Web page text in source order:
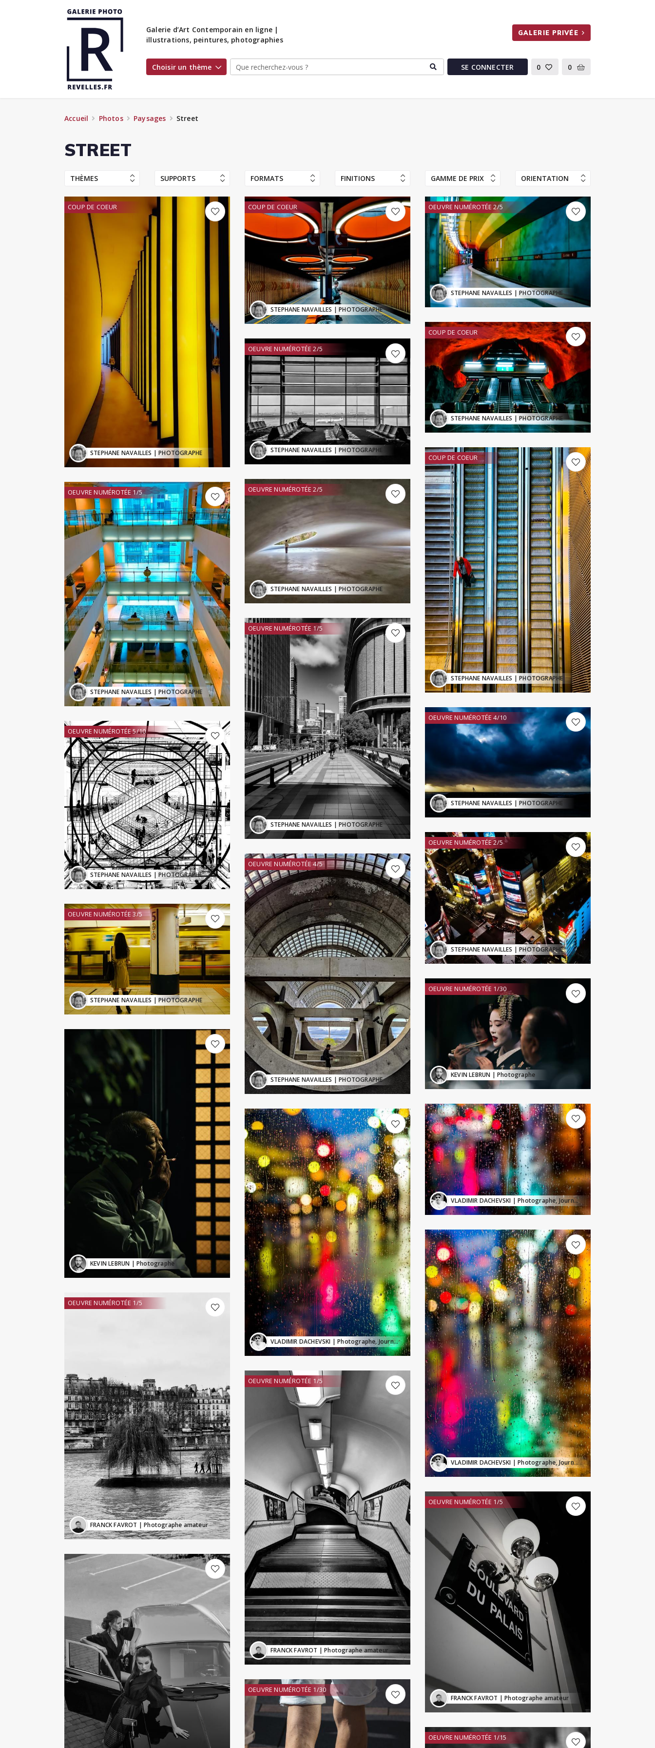
Galerie d’Art Contemporain en ligne |
illustrations, peintures, photographies
GALERIE PRIVÉE
Choisir un thème SE CONNECTER 0 0
Accueil Photos Paysages Street
STREET
THÈMES SUPPORTS FORMATS FINITIONS GAMME DE PRIX ORIENTATION
COUP DE COEUR
STEPHANE NAVAILLES | PHOTOGRAPHE
OEUVRE NUMÉROTÉE 1/5
STEPHANE NAVAILLES | PHOTOGRAPHE
OEUVRE NUMÉROTÉE 5/10
STEPHANE NAVAILLES | PHOTOGRAPHE
OEUVRE NUMÉROTÉE 3/5
STEPHANE NAVAILLES | PHOTOGRAPHE
KEVIN LEBRUN | Photographe
OEUVRE NUMÉROTÉE 1/5
FRANCK FAVROT | Photographe amateur
COUP DE COEUR
STEPHANE NAVAILLES | PHOTOGRAPHE
OEUVRE NUMÉROTÉE 2/5
STEPHANE NAVAILLES | PHOTOGRAPHE
OEUVRE NUMÉROTÉE 2/5
STEPHANE NAVAILLES | PHOTOGRAPHE
OEUVRE NUMÉROTÉE 1/5
STEPHANE NAVAILLES | PHOTOGRAPHE
OEUVRE NUMÉROTÉE 4/5
STEPHANE NAVAILLES | PHOTOGRAPHE
VLADIMIR DACHEVSKI | Photographe, Journaliste
OEUVRE NUMÉROTÉE 1/5
FRANCK FAVROT | Photographe amateur
OEUVRE NUMÉROTÉE 1/30
OEUVRE NUMÉROTÉE 2/5
STEPHANE NAVAILLES | PHOTOGRAPHE
COUP DE COEUR
STEPHANE NAVAILLES | PHOTOGRAPHE
COUP DE COEUR
STEPHANE NAVAILLES | PHOTOGRAPHE
OEUVRE NUMÉROTÉE 4/10
STEPHANE NAVAILLES | PHOTOGRAPHE
OEUVRE NUMÉROTÉE 2/5
STEPHANE NAVAILLES | PHOTOGRAPHE
OEUVRE NUMÉROTÉE 1/30
KEVIN LEBRUN | Photographe
VLADIMIR DACHEVSKI | Photographe, Journaliste
VLADIMIR DACHEVSKI | Photographe, Journaliste
OEUVRE NUMÉROTÉE 1/5
FRANCK FAVROT | Photographe amateur
OEUVRE NUMÉROTÉE 1/15